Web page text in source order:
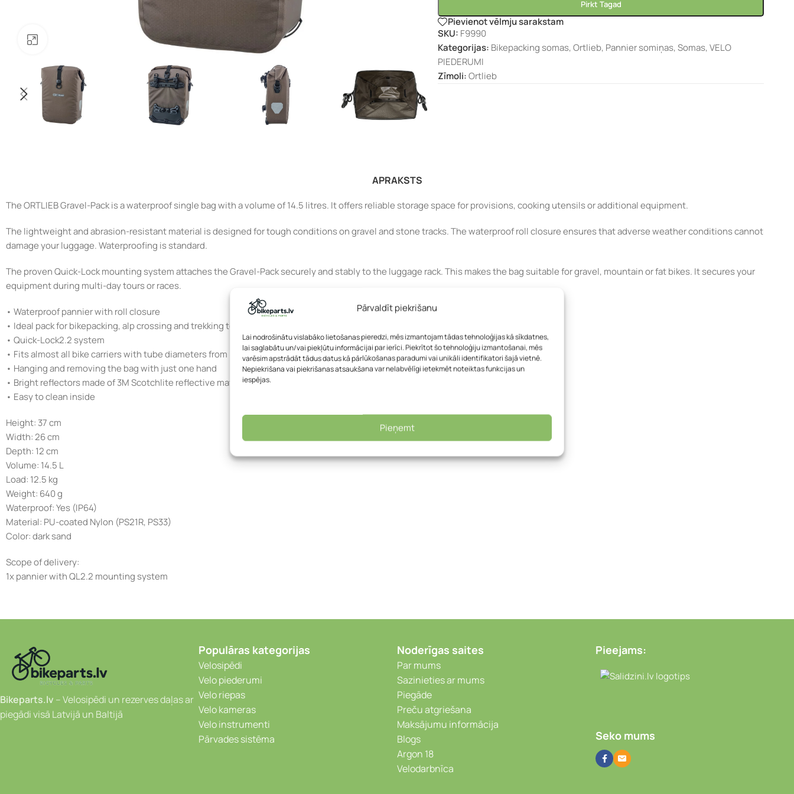
Pārvaldīt piekrišanu
Lai nodrošinātu vislabāko lietošanas pieredzi, mēs izmantojam tādas tehnoloģijas kā sīkdatnes,
lai saglabātu un/vai piekļūtu informācijai par ierīci. Piekrītot šo tehnoloģiju izmantošanai, mēs
varēsim apstrādāt tādus datus kā pārlūkošanas paradumi vai unikāli identifikatori šajā vietnē.
Nepiekrišana vai piekrišanas atsaukšana var nelabvēlīgi ietekmēt noteiktas funkcijas un
iespējas.
Pieņemt
Noklikšķiniet, lai palielinātu
Pirkt Tagad
Pievienot vēlmju sarakstam
SKU: F9990
Kategorijas: Bikepacking somas, Ortlieb, Pannier somiņas, Somas, VELO
PIEDERUMI
Zīmoli:Ortlieb
APRAKSTS
The ORTLIEB Gravel-Pack is a waterproof single bag with a volume of 14.5 litres. It offers reliable storage space for provisions, cooking utensils or additional equipment.
The lightweight and abrasion-resistant material is designed for tough conditions on gravel and stone tracks. The waterproof roll closure ensures that adverse weather conditions cannot
damage your luggage. Waterproofing is standard.
The proven Quick-Lock mounting system attaches the Gravel-Pack securely and stably to the luggage rack. This makes the bag suitable for gravel, mountain or fat bikes. It secures your
equipment during multi-day tours or races.
• Waterproof pannier with roll closure
• Ideal pack for bikepacking, alp crossing and trekking tours
• Quick-Lock2.2 system
• Fits almost all bike carriers with tube diameters from 8 mm to 16 mm.
• Hanging and removing the bag with just one hand
• Bright reflectors made of 3M Scotchlite reflective material
• Easy to clean inside
Height: 37 cm
Width: 26 cm
Depth: 12 cm
Volume: 14.5 L
Load: 12.5 kg
Weight: 640 g
Waterproof: Yes (IP64)
Material: PU-coated Nylon (PS21R, PS33)
Color: dark sand
Scope of delivery:
1x pannier with QL2.2 mounting system
Bikeparts.lv – Velosipēdi un rezerves daļas ar
piegādi visā Latvijā un Baltijā
Populāras kategorijas
Velosipēdi
Velo piederumi
Velo riepas
Velo kameras
Velo instrumenti
Pārvades sistēma
Noderīgas saites
Par mums
Sazinieties ar mums
Piegāde
Preču atgriešana
Maksājumu informācija
Blogs
Argon 18
Velodarbnīca
Pieejams:
Video novērošanas
Seko mums